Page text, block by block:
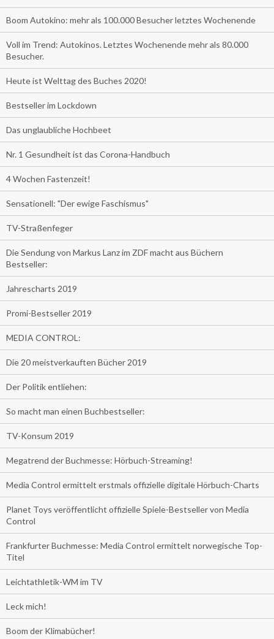
Boom Autokino: mehr als 100.000 Besucher letztes Wochenende
Voll im Trend: Autokinos. Letztes Wochenende mehr als 80.000
Besucher.
Heute ist Welttag des Buches 2020!
Bestseller im Lockdown
Das unglaubliche Hochbeet
Nr. 1 Gesundheit ist das Corona-Handbuch
4 Wochen Fastenzeit!
Sensationell: "Der ewige Faschismus"
TV-Straßenfeger
Die Sendung von Markus Lanz im ZDF macht aus Büchern
Bestseller:
Jahrescharts 2019
Promi-Bestseller 2019
MEDIA CONTROL:
Die 20 meistverkauften Bücher 2019
Der Politik entliehen:
So macht man einen Buchbestseller:
TV-Konsum 2019
Megatrend der Buchmesse: Hörbuch-Streaming!
Media Control ermittelt erstmals offizielle digitale Hörbuch-Charts
Planet Toys veröffentlicht offizielle Spiele-Bestseller von Media
Control
Frankfurter Buchmesse: Media Control ermittelt norwegische Top-
Titel
Leichtathletik-WM im TV
Leck mich!
Boom der Klimabücher!